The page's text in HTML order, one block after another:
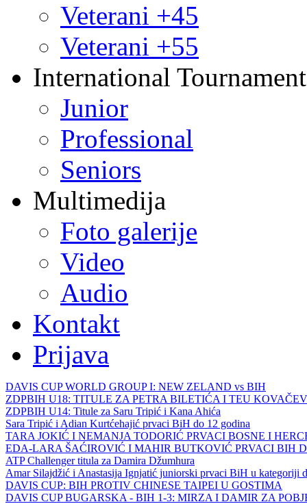
Veterani +45
Veterani +55
International
Junior
Professional
Seniors
Multimedija
Foto galerije
Video
Audio
Kontakt
Prijava
DAVIS CUP WORLD GROUP I: NEW ZELAND vs BIH
ZDPBIH U18: TITULE ZA PETRA BILETIĆA I TEU
ZDPBIH U14: Titule za Saru Tripić i Kana Ahića
Sara Tripić i Adian Kurtćehajić prvaci BiH do 12 godina
TARA JOKIĆ I NEMANJA TODORIĆ PRVACI BOSNE I
EDA-LARA ŠAĆIROVIĆ I MAHIR BUTKOVIĆ PRVACI BIH
ATP Challenger titula za Damira Džumhura
Amar Silajdžić i Anastasija Ignjatić juniorski prvaci BiH u kategoriji
DAVIS CUP: BIH PROTIV CHINESE TAIPEI U GOSTIMA
DAVIS CUP BUGARSKA - BIH 1-3: MIRZA I DAMIR ZA